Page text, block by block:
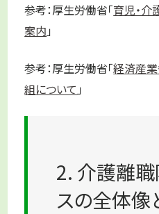
参考：厚生労働省「育児・介
案内 」
参考：厚生労働省「経済産
組について 」
2. 介護離
スの全体像